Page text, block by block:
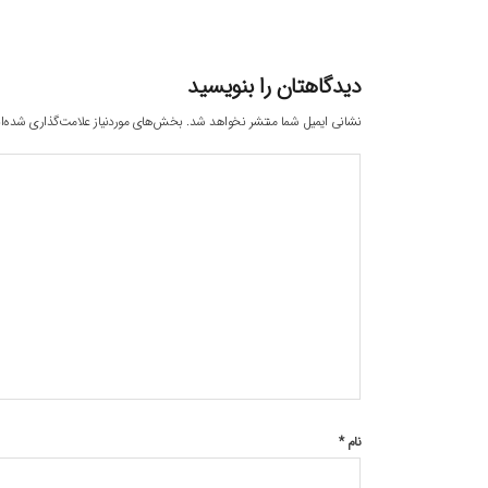
دیدگاهتان را بنویسید
نشانی ایمیل شما منتشر نخواهد شد. بخش‌های موردنیاز علامت‌گذاری
نام*